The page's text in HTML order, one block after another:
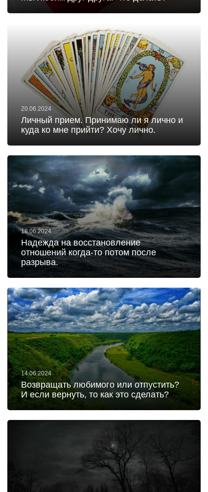
20.06.2024
Личный прием. Принимаю ли я лично и
куда ко мне прийти? Хочу лично.
18.06.2024
Надежда на восстановление
отношений когда-то потом после
разрыва.
14.06.2024
Возвращать любимого или отпустить?
И если вернуть, то как это сделать?